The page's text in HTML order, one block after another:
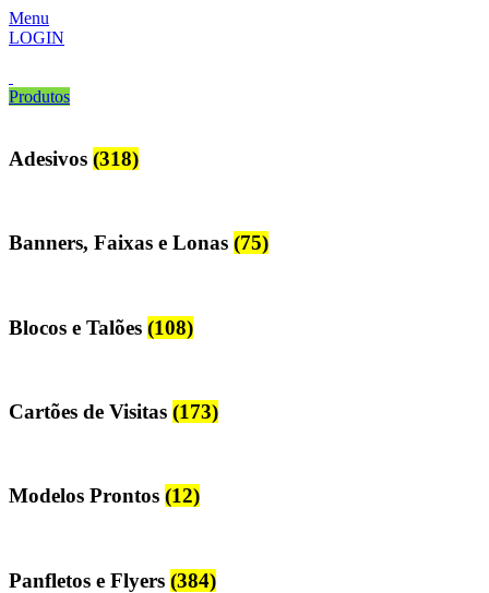
Menu
LOGIN
Produtos
Adesivos (318)
Banners, Faixas e Lonas (75)
Blocos e Talões (108)
Cartões de Visitas (173)
Modelos Prontos (12)
Panfletos e Flyers (384)